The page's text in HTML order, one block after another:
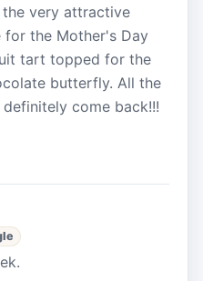
very attractive
for the Mother's Day
tart topped for the
butterfly. All the
come back!!!